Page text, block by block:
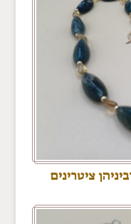
ציטרינים